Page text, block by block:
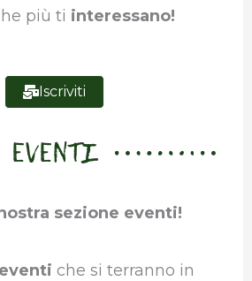
più ti interessano!
Iscriviti
EVENTI
sezione eventi!
che si terranno in